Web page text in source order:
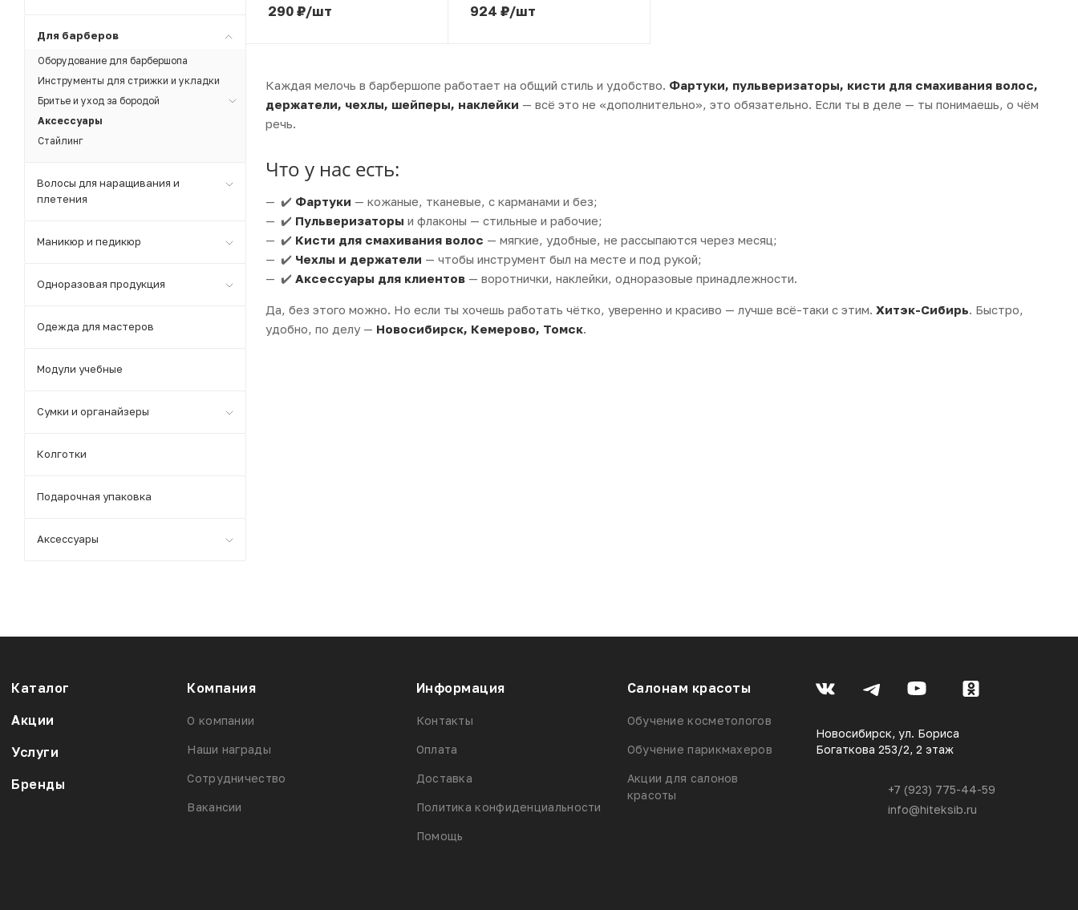
290₽/шт 924 ₽/шт
Каждая мелочь в барбершопе работает на общий стиль и удобство. Фартуки, пульверизаторы, кисти для смахивания волос,
держатели, чехлы, шейперы, наклейки — всё это не «дополнительно», это обязательно. Если ты в деле — ты понимаешь, о чём
речь.
Что у нас есть:
✔️ Фартуки — кожаные, тканевые, с карманами и без;
✔️ Пульверизаторы и флаконы — стильные и рабочие;
✔️ Кисти для смахивания волос — мягкие, удобные, не рассыпаются через месяц;
✔️ Чехлы и держатели — чтобы инструмент был на месте и под рукой;
✔️ Аксессуары для клиентов — воротнички, наклейки, одноразовые принадлежности.
Да, без этого можно. Но если ты хочешь работать чётко, уверенно и красиво — лучше всё-таки с этим. Хитэк-Сибирь. Быстро,
удобно, по делу — Новосибирск, Кемерово, Томск.
Для барберов
Оборудование для барбершопа
Инструменты для стрижки и укладки
Бритье и уход за бородой
Аксессуары
Стайлинг
Волосы для наращивания и
плетения
Маникюр и педикюр
Одноразовая продукция
Одежда для мастеров
Модули учебные
Сумки и органайзеры
Колготки
Подарочная упаковка
Аксессуары
Каталог
Акции
Услуги
Бренды
Компания
О компании
Наши награды
Сотрудничество
Вакансии
Информация
Контакты
Оплата
Доставка
Политика конфиденциальности
Помощь
Салонам красоты
Обучение косметологов
Обучение парикмахеров
Акции для салонов
красоты
Новосибирск, ул. Бориса
Богаткова 253/2, 2 этаж
+7 (923) 775-44-59
info@hiteksib.ru